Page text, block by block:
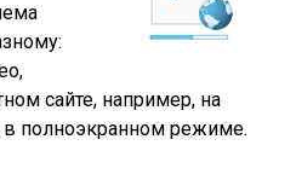
сайте, например, на
в полноэкранном режиме.